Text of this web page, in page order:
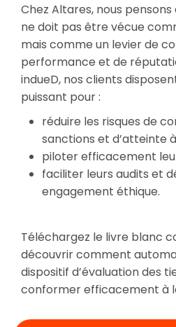
Chez Altares, nous
ne doit pas être vécue
mais comme un levier de
performance et de
indueD, nos clients
puissant pour :
réduire les risques de
sanctions et d’atteinte
piloter efficacement
faciliter leurs audits et
engagement éthique.
Téléchargez le livre blanc
découvrir comment
dispositif d’évaluation des
conformer efficacement à